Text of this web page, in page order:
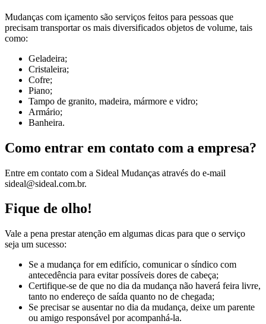
Mudanças com içamento são serviços feitos para pessoas que
precisam transportar os mais diversificados objetos de volume, tais
como:
Geladeira;
Cristaleira;
Cofre;
Piano;
Tampo de granito, madeira, mármore e vidro;
Armário;
Banheira.
Como entrar em contato com a empresa?
Entre em contato com a Sideal Mudanças através do e-mail
sideal@sideal.com.br.
Fique de olho!
Vale a pena prestar atenção em algumas dicas para que o serviço
seja um sucesso:
Se a mudança for em edifício, comunicar o síndico com
antecedência para evitar possíveis dores de cabeça;
Certifique-se de que no dia da mudança não haverá feira livre,
tanto no endereço de saída quanto no de chegada;
Se precisar se ausentar no dia da mudança, deixe um parente
ou amigo responsável por acompanhá-la.